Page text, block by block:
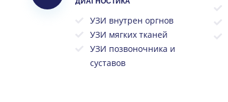
УЗИ внутрен оргнов
УЗИ мягких тканей
УЗИ позвоночника и
суставов